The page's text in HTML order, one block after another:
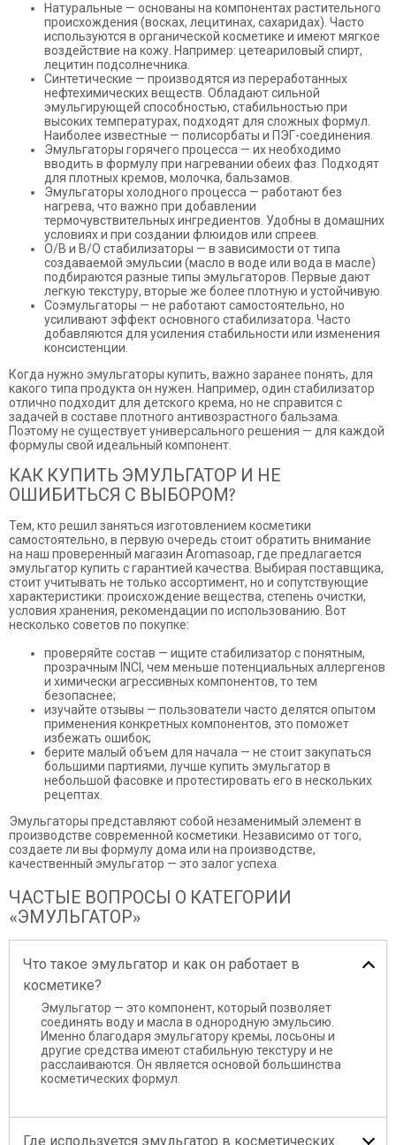
Натуральные — основаны на компонентах растительного
происхождения (восках, лецитинах, сахаридах). Часто
используются в органической косметике и имеют мягкое
воздействие на кожу. Например: цетеариловый спирт,
лецитин подсолнечника.
Синтетические — производятся из переработанных
нефтехимических веществ. Обладают сильной
эмульгирующей способностью, стабильностью при
высоких температурах, подходят для сложных формул.
Наиболее известные — полисорбаты и ПЭГ-соединения.
Эмульгаторы горячего процесса — их необходимо
вводить в формулу при нагревании обеих фаз. Подходят
для плотных кремов, молочка, бальзамов.
Эмульгаторы холодного процесса — работают без
нагрева, что важно при добавлении
термочувствительных ингредиентов. Удобны в домашних
условиях и при создании флюидов или спреев.
О/В и В/О стабилизаторы — в зависимости от типа
создаваемой эмульсии (масло в воде или вода в масле)
подбираются разные типы эмульгаторов. Первые дают
легкую текстуру, вторые же более плотную и устойчивую.
Соэмульгаторы — не работают самостоятельно, но
усиливают эффект основного стабилизатора. Часто
добавляются для усиления стабильности или изменения
консистенции.
Когда нужно эмульгаторы купить, важно заранее понять, для
какого типа продукта он нужен. Например, один стабилизатор
отлично подходит для детского крема, но не справится с
задачей в составе плотного антивозрастного бальзама.
Поэтому не существует универсального решения — для каждой
формулы свой идеальный компонент.
КАК КУПИТЬ ЭМУЛЬГАТОР И НЕ
ОШИБИТЬСЯ С ВЫБОРОМ?
Тем, кто решил заняться изготовлением косметики
самостоятельно, в первую очередь стоит обратить внимание
на наш проверенный магазин Aromasoap, где предлагается
эмульгатор купить с гарантией качества. Выбирая поставщика,
стоит учитывать не только ассортимент, но и сопутствующие
характеристики: происхождение вещества, степень очистки,
условия хранения, рекомендации по использованию. Вот
несколько советов по покупке:
проверяйте состав — ищите стабилизатор с понятным,
прозрачным INCI, чем меньше потенциальных аллергенов
и химически агрессивных компонентов, то тем
безопаснее;
изучайте отзывы — пользователи часто делятся опытом
применения конкретных компонентов, это поможет
избежать ошибок;
берите малый объем для начала — не стоит закупаться
большими партиями, лучше купить эмульгатор в
небольшой фасовке и протестировать его в нескольких
рецептах.
Эмульгаторы представляют собой незаменимый элемент в
производстве современной косметики. Независимо от того,
создаете ли вы формулу дома или на производстве,
качественный эмульгатор — это залог успеха.
ЧАСТЫЕ ВОПРОСЫ О КАТЕГОРИИ
«ЭМУЛЬГАТОР»
Что такое эмульгатор и как он работает в
косметике?
Эмульгатор — это компонент, который позволяет
соединять воду и масла в однородную эмульсию.
Именно благодаря эмульгатору кремы, лосьоны и
другие средства имеют стабильную текстуру и не
расслаиваются. Он является основой большинства
косметических формул.
Где используется эмульгатор в косметических